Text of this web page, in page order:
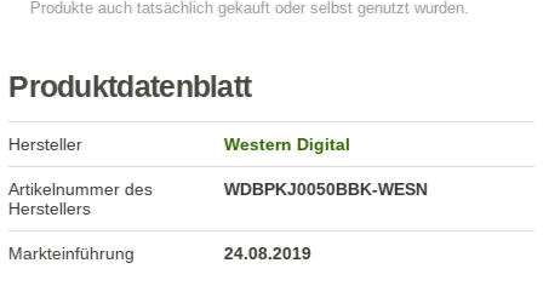
Produktdatenblatt
Hersteller Western Digital
Artikelnummer des
Herstellers
WDBPKJ0050BBK-WESN
Markteinführung 24.08.2019